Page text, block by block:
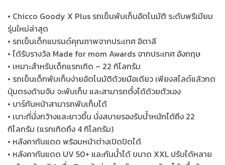
• Chicco Goody X Plus รถเข็นพับเก็บอัตโนมัติ ระดับพรีเมียม
รุ่นใหม่ล่าสุด
• รถเข็นเด็กแบรนด์คุณภาพจากประเทศ อิตาลี
• ได้รับรางวัล Made for mom Awards จากประเทศ อังกฤษ
• เหมาะสำหรับเด็กแรกเกิด – 22 กิโลกรัม
• รถเข็นเด็กพับเก็บง่ายอัตโนมัติด้วยมือเดียว เพียงสไลด์แล้วกด
ปุ่มตรงด้ามจับ จะพับเก็บ และสามารถตั้งได้ด้วยตัวเอง
• บาร์กันหน้าสามารถพับเก็บได้
• เบาะที่นั่งกว้างและยาวขึ้น นั่งสบายรองรับน้ำหนักได้ถึง 22
กิโลกรัม (แรกเกิดถึง 4 กิโลกรัม)
• หลังคากันแดด พร้อมหน้าต่างเปิดปิดได้
• หลังคากันแดด UV 50+ และกันน้ำได้ ขนาด XXL ปรับได้หลาย